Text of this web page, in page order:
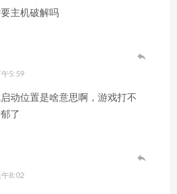
要主机破解吗
5:59
动位置是啥意思啊，游戏打不
了
8:02